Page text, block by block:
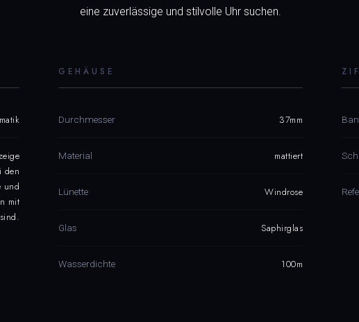
eine zuverlässige und stilvolle Uhr suchen.
den
und
mit
GEHÄUSE
Durchmesser 37mm
Material mattiert
Lünette Windrose
Glas Saphirglas
Wasserdichte 100m